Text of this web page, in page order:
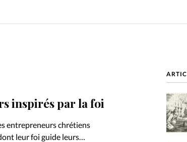
Les abonnements
À propos
La rédaction
inspirés par la foi
entrepreneurs chrétiens
leur foi guide leurs